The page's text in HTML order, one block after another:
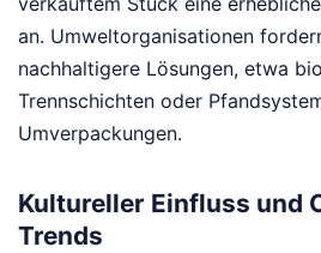
an. Umweltorganisationen
nachhaltigere Lösungen, etwa
Trennschichten oder
Umverpackungen.
Kultureller Einfluss und
Trends